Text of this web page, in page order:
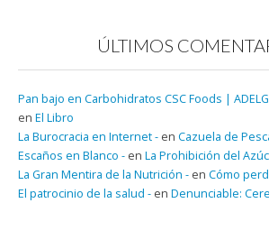
ÚLTIMOS
Pan bajo en Carbohidratos CSC Foods |
en El Libro
La Burocracia en Internet - en Cazuela de
Escaños en Blanco - en La Prohibición del
La Gran Mentira de la Nutrición - en Cómo
El patrocinio de la salud - en Denunciable: